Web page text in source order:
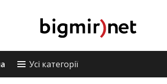
Усі категорії